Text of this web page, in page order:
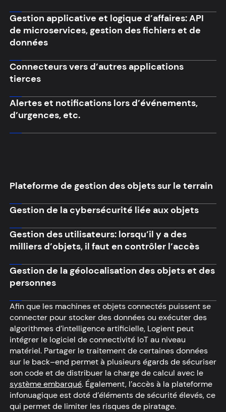
Gestion applicative et logique d’affaires: API
de microservices, gestion des fichiers et de
données
Connecteurs vers d’autres applications
tierces
Alertes et notifications lors d’événements,
d’urgences, etc.
Plateforme de gestion des objets sur le terrain
Gestion de la cybersécurité liée aux objets
Gestion des utilisateurs: lorsqu’il y a des
milliers d’objets, il faut en contrôler l’accès
Gestion de la géolocalisation des objets et des
personnes
Afin que les machines et objets connectés puissent se
connecter pour stocker des données ou exécuter des
algorithmes d’intelligence artificielle, Logient peut
intégrer le logiciel de connectivité IoT au niveau
matériel. Partager le traitement de certaines données
sur le back–end permet à plusieurs égards de sécuriser
son code et de distribuer la charge de calcul avec le
système embarqué. Également, l’accès à la plateforme
infonuagique est doté d’éléments de sécurité élevés, ce
qui permet de limiter les risques de piratage.